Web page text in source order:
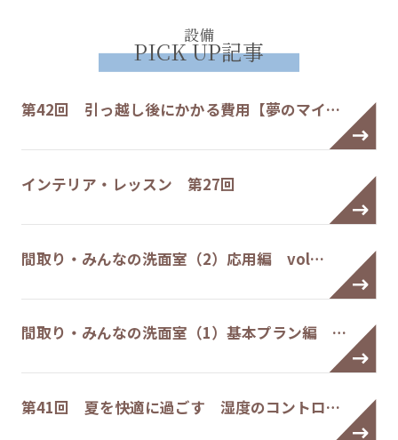
設備
PICK UP記事
第42回 引っ越し後にかかる費用【夢のマイ…
インテリア・レッスン 第27回
間取り・みんなの洗面室（2）応用編 vol…
間取り・みんなの洗面室（1）基本プラン編 …
第41回 夏を快適に過ごす 湿度のコントロ…